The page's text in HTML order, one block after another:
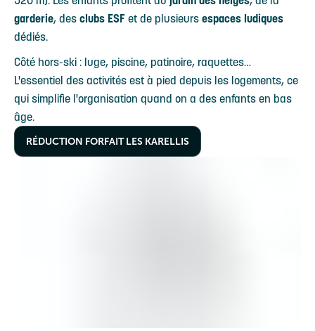
garderie, des clubs ESF et de plusieurs espaces ludiques
dédiés.
Côté hors-ski : luge, piscine, patinoire, raquettes…
L'essentiel des activités est à pied depuis les logements, ce
qui simplifie l'organisation quand on a des enfants en bas
âge.
RÉDUCTION FORFAIT LES KARELLIS